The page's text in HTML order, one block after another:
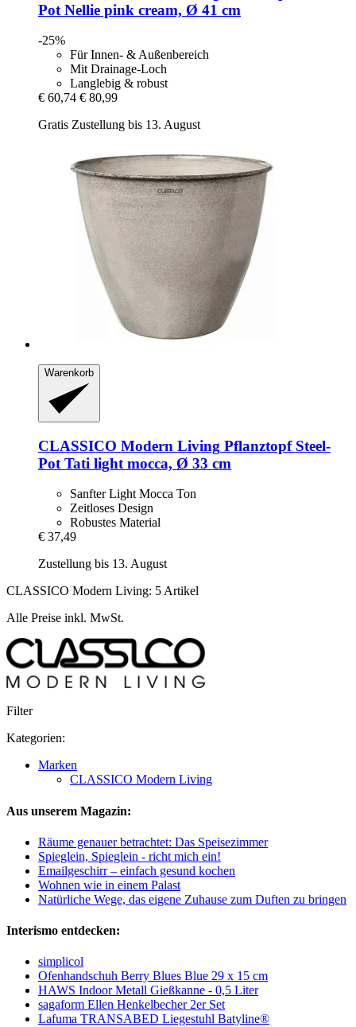
Pot Nellie pink cream, Ø 41 cm
-25%
Für Innen- & Außenbereich
Mit Drainage-Loch
Langlebig & robust
€ 60,74 € 80,99
Gratis Zustellung bis 13. August
Warenkorb
CLASSICO Modern Living Pflanztopf Steel-​
Pot Tati light mocca, Ø 33 cm
Sanfter Light Mocca Ton
Zeitloses Design
Robustes Material
€ 37,49
Zustellung bis 13. August
CLASSICO Modern Living: 5 Artikel
Alle Preise inkl. MwSt.
Filter
Kategorien:
Marken
CLASSICO Modern Living
Aus unserem Magazin:
Räume genauer betrachtet: Das Speisezimmer
Spieglein, Spieglein - richt mich ein!
Emailgeschirr – einfach gesund kochen
Wohnen wie in einem Palast
Natürliche Wege, das eigene Zuhause zum Duften zu bringen
Interismo entdecken:
simplicol
Ofenhandschuh Berry Blues Blue 29 x 15 cm
HAWS Indoor Metall Gießkanne - 0,5 Liter
sagaform Ellen Henkelbecher 2er Set
Lafuma TRANSABED Liegestuhl Batyline®